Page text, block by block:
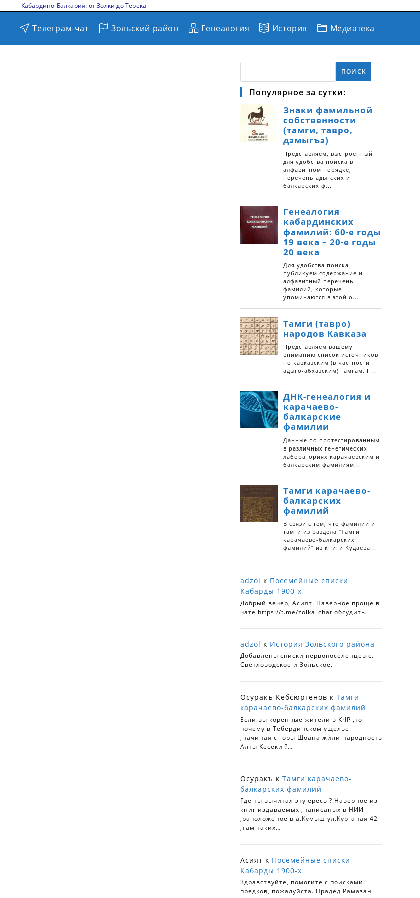
Кабардино-Балкария: от Золки до Терека
Телеграм-чат Зольский район Генеалогия История Медиатека
ПОИСК
Популярное за сутки:
adzol к Посемейные списки
Кабарды 1900-х
Добрый вечер, Асият. Наверное проще в
чате https://t.me/zolka_chat обсудить
adzol к История Зольского района
Добавлены списки первопоселенцев с.
Светловодское и Зольское.
Осуракъ Кёбсюргенов к Тамги
карачаево-балкарских фамилий
Если вы коренные жители в КЧР ,то
почему в Тебердинском ущелье
,начиная с горы Шоана жили народность
Алты Кесеки ?…
Осуракъ к Тамги карачаево-
балкарских фамилий
Где ты вычитал эту ересь ? Наверное из
книг издаваемых ,написаных в НИИ
,раположеное в а.Кумыш ул.Курганая 42
,там таких…
Асият к Посемейные списки
Кабарды 1900-х
Здравствуйте, помогите с поисками
предков, пожалуйста. Прадед Рамазан